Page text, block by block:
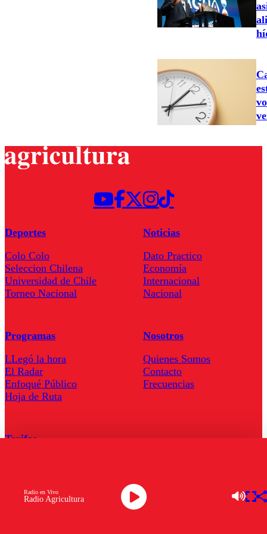
Radio Agricultura
Radio en Vivo
Deportes
Colo Colo
Seleccion Chilena
Universidad de Chile
Torneo Nacional
Noticias
Dato Practico
Economía
Internacional
Nacional
Programas
LLegó la hora
El Radar
Enfoqué Público
Hoja de Ruta
Nosotros
Quienes Somos
Contacto
Frecuencias
Tarifas